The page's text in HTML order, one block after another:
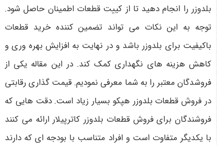
بلدوزر را انجام دهید تا از کییت قطعات اطمینان حاصل شود.
توجه به این نکات می ‌تواند تضمین کننده خرید قطعات
باکیفیت برای بلدوزر باشد و در نهایت به افزایش بهره‌ وری و
کاهش هزینه ‌های نگهداری کمک کند. در این مقاله یکی از
فروشدگان معتبر را به شما معرفی نمودیم. قیمت ‌گذاری رقابتی
در فروش قطعات بلدوزر هپکو بسیار زیاد است. دقت هایی که
فروشندگان برای فروش قطعات بلدوزر کاترپیلار ارائه می کنند
با یکدیگر متفاوت است و افراد متناسب با بودجه ای که دارند